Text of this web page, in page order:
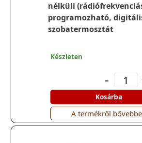
nélküli
programozható,
szobatermosztát
Készleten
-
Kosárba
A termékről